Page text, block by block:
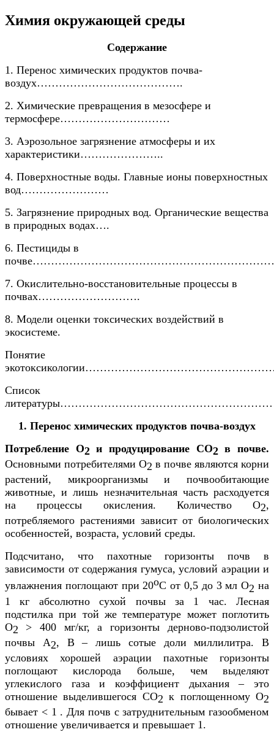
Химия окружающей среды
Содержание
1. Перенос химических продуктов почва-
воздух………………………………….
2. Химические превращения в мезосфере и
термосфере…………………………
3. Аэрозольное загрязнение атмосферы и их
характеристики…………………..
4. Поверхностные воды. Главные ионы поверхностных
вод……………………
5. Загрязнение природных вод. Органические вещества
в природных водах….
6. Пестициды в
7. Окислительно-восстановительные процессы в
почвах……………………….
8. Модели оценки токсических воздействий в
экосистеме.
Понятие
Список
1. Перенос химических продуктов почва-воздух
Потребление О2 и продуцирование СО2в почве.
Основными потребителями О2 в почве являются корни
растений, микроорганизмы и почвообитающие
животные, и лишь незначительная часть расходуется
на процессы окисления. Количество О2,
потребляемого растениями зависит от биологических
особенностей, возраста, условий среды.
Подсчитано, что пахотные горизонты почв в
зависимости от содержания гумуса, условий аэрации и
увлажнения поглощают при 20оС от 0,5 до 3 мл О2 на
1 кг абсолютно сухой почвы за 1 час. Лесная
подстилка при той же температуре может поглотить
О2 >400 мг/кг, а горизонты дерново-подзолистой
почвы А2, В – лишь сотые доли миллилитра. В
условиях хорошей аэрации пахотные горизонты
поглощают кислорода больше, чем выделяют
углекислого газа и коэффициент дыхания – это
отношение выделившегося СО2 к поглощенному О2
бывает <1 . Для почв с затруднительным газообменом
отношение увеличивается и превышает 1.